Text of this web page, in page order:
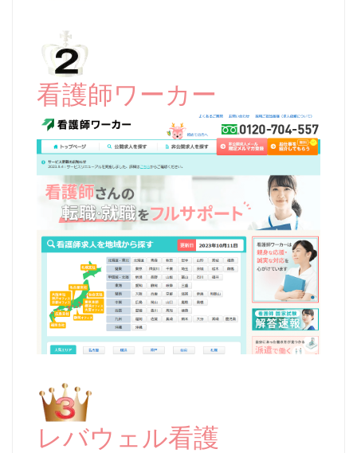
看護師ワーカー
レバウェル看護